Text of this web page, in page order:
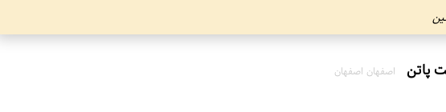
پاتن اصفهان اصفهان